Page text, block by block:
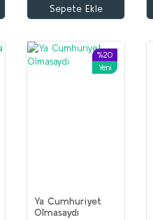
Sepete Ekle
%20
Yeni
Ya Cumhuriyet
Olmasaydı